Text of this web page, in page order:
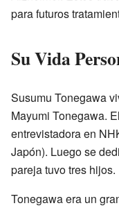
para futuros
Su Vida
Susumu Tonegawa
Mayumi Tonegawa.
entrevistadora en
Japón). Luego se
pareja tuvo tres hijos.
Tonegawa era un